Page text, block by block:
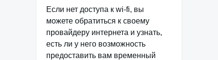
Если нет доступа к wi-fi, вы
можете обратиться к своему
провайдеру интернета и узнать,
есть ли у него возможность
предоставить вам временный